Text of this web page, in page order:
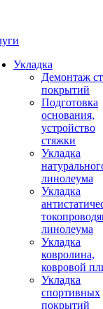
Укладка
Демонтаж
покрытий
Подготовка
основания,
устройство
стяжки
Укладка
линолеума
Укладка
линолеума
Укладка
ковролина,
ковровой
Укладка
спортивных
покрытий